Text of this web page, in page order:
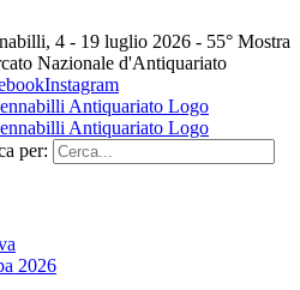
4 - 19 luglio 2026 - 55° Mostra
Nazionale d'Antiquariato
Instagram
per:
2026